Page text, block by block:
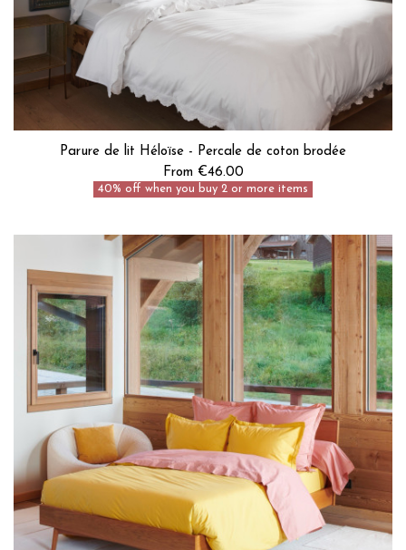
Parure de lit Héloïse - Percale de coton brodée
From €46.00
40% off when you buy 2 or more items